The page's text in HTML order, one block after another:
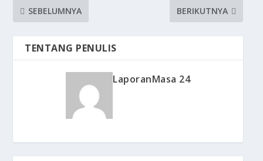
SEBELUMNYA
BERIKUTNYA
TENTANG PENULIS
LaporanMasa 24